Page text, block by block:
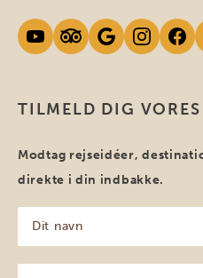
TILMELD DIG
Modtag rejseidéer,
direkte i din indbakke.
navn
(Påkrævet)